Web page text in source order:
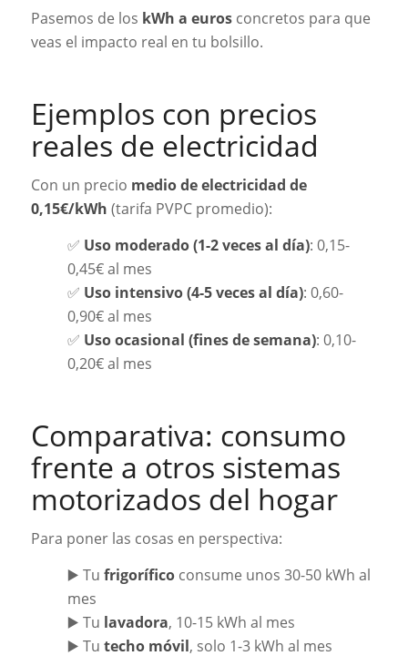
Pasemos de los kWh a eurosconcretos para que
veas el impacto real en tu bolsillo.
Ejemplos con precios
reales de electricidad
Con un precio medio de electricidad de
0,15€/kWh (tarifa PVPC promedio):
✅ Uso moderado (1-2 veces al día): 0,15-
0,45€ al mes
✅ Uso intensivo (4-5 veces al día): 0,60-
0,90€ al mes
✅ Uso ocasional (fines de semana): 0,10-
0,20€ al mes
Comparativa: consumo
frente a otros sistemas
motorizados del hogar
Para poner las cosas en perspectiva:
▶️ Tu frigoríficoconsume unos 30-50 kWh al
mes
▶️ Tu lavadora, 10-15 kWh al mes
▶️ Tu techo móvil, solo 1-3 kWh al mes